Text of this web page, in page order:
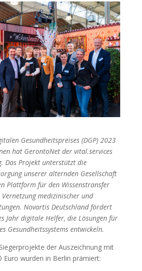
Gesundheitspreises (DGP) 2023
hat GerontoNet der vital.services
Das Projekt unterstützt die
unserer alternden Gesellschaft
Plattform für den Wissenstransfer
medizinischer und
Novartis Deutschland fördert
Jahr digitale Helfer, die Lösungen für
Gesundheitssystems entwickeln.
der Auszeichnung mit
Euro wurden in Berlin prämiert: